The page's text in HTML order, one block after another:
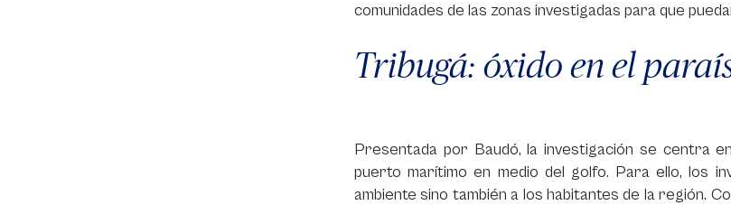
comunidades de las zonas investigadas para que
Tribugá: óxido en el
Presentada por Baudó, la investigación se centra
puerto marítimo en medio del golfo. Para ello, los
ambiente sino también a los habitantes de la región.